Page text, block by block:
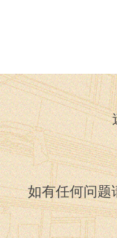
如有任何问题